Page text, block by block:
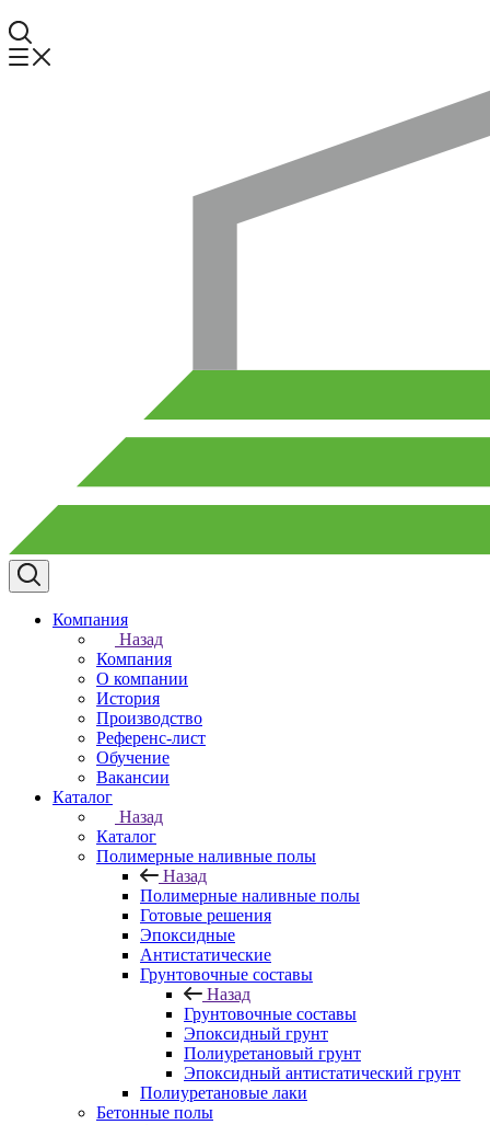
Компания
Назад
Компания
О компании
История
Производство
Референс-лист
Обучение
Вакансии
Каталог
Назад
Каталог
Полимерные наливные полы
Назад
Полимерные наливные полы
Готовые решения
Эпоксидные
Антистатические
Грунтовочные составы
Назад
Грунтовочные составы
Эпоксидный грунт
Полиуретановый грунт
Эпоксидный антистатический грунт
Полиуретановые лаки
Бетонные полы